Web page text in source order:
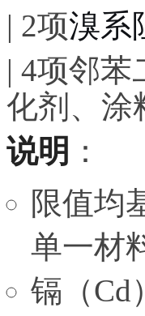
| 2项溴系
| 4项邻苯
化剂、涂
说明 ：
限值均
单一材
镉（Cd